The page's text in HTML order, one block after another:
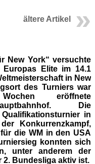
ältere Artikel
New York“ versuchte
Elite im 14.1
in New
des Turniers war
eröffnete
. Die
in
Konkurrenzkampf,
die WM in den USA
konnten sich
unter anderem der
2. Bundesliga aktiv ist.